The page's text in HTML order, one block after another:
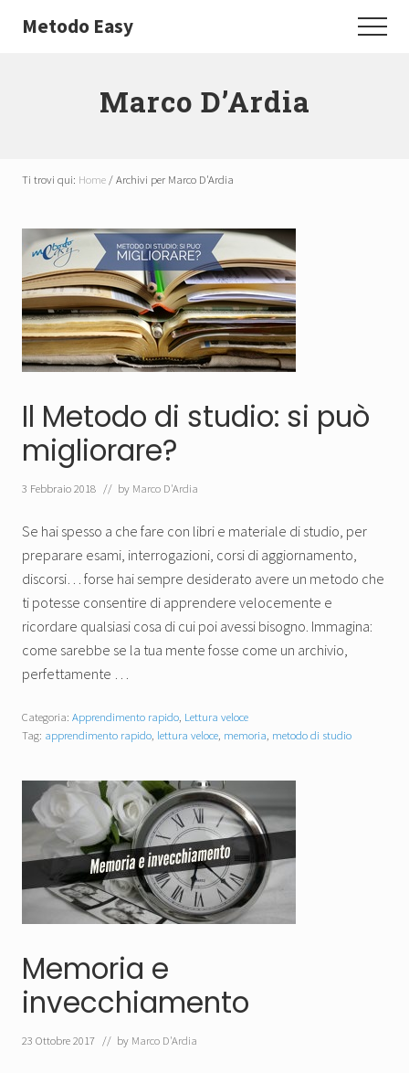
Metodo Easy
lettura
Menu
Marco D’Ardia
Ti trovi qui: Home /Archivi per Marco D'Ardia
Il Metodo di studio: si può
migliorare?
3 Febbraio 2018 // by Marco D'Ardia
Se hai spesso a che fare con libri e materiale di studio, per
preparare esami, interrogazioni, corsi di aggiornamento,
discorsi… forse hai sempre desiderato avere un metodo che
ti potesse consentire di apprendere velocemente e
ricordare qualsiasi cosa di cui poi avessi bisogno. Immagina:
come sarebbe se la tua mente fosse come un archivio,
perfettamente …
Categoria: Apprendimento rapido Lettura veloce
Tag: apprendimento rapido lettura veloce memoria metodo di studio
Memoria e
invecchiamento
23 Ottobre 2017 // by Marco D'Ardia